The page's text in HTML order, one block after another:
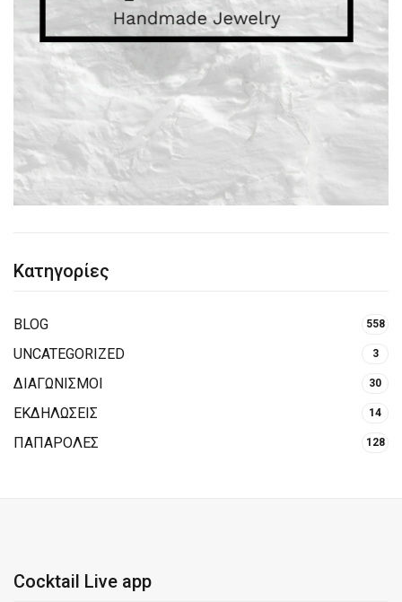
Κατηγορίες
BLOG 558
UNCATEGORIZED 3
ΔΙΑΓΩΝΙΣΜΟΙ 30
ΕΚΔΗΛΩΣΕΙΣ 14
ΠΑΠΑΡΟΛΕΣ 128
Cocktail Live app